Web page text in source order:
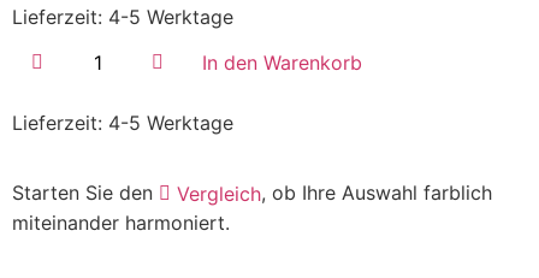
Lieferzeit: 4-5 Werktage
In den Warenkorb
Lieferzeit: 4-5 Werktage
Starten Sie den Vergleich, ob Ihre Auswahl farblich
miteinander harmoniert.